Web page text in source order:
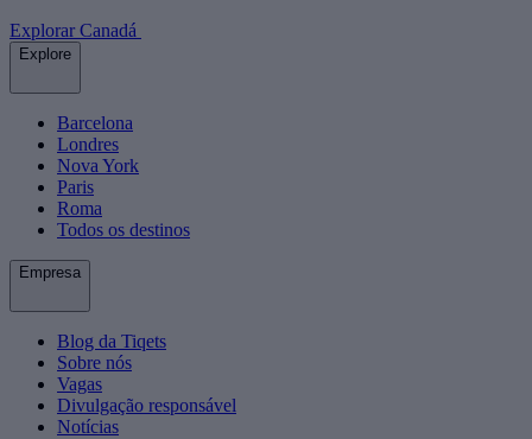
Explorar Canadá
Explore
Barcelona
Londres
Nova York
Paris
Roma
Todos os destinos
Empresa
Blog da Tiqets
Sobre nós
Vagas
Divulgação responsável
Notícias